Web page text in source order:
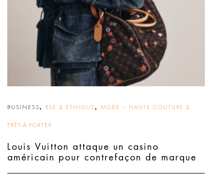
BUSINESS, RSE & ÉTHIQUE , MODE – HAUTE COUTURE &
PRÊT-À-PORTER
Louis Vuitton attaque un casino
américain pour contrefaçon de marque